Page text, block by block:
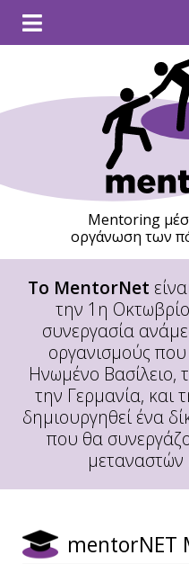
Mentoring
οργάνωση των
To MentorNet
την 1η
συνεργασία
οργανισμούς
Ηνωμένο Βασίλειο,
την Γερμανία, και
δημιουργηθεί ένα
που θα
μεταναστών
mentorNET